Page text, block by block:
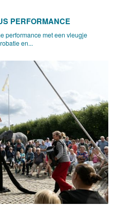
PERFORMANCE
performance met een vleugje
en...